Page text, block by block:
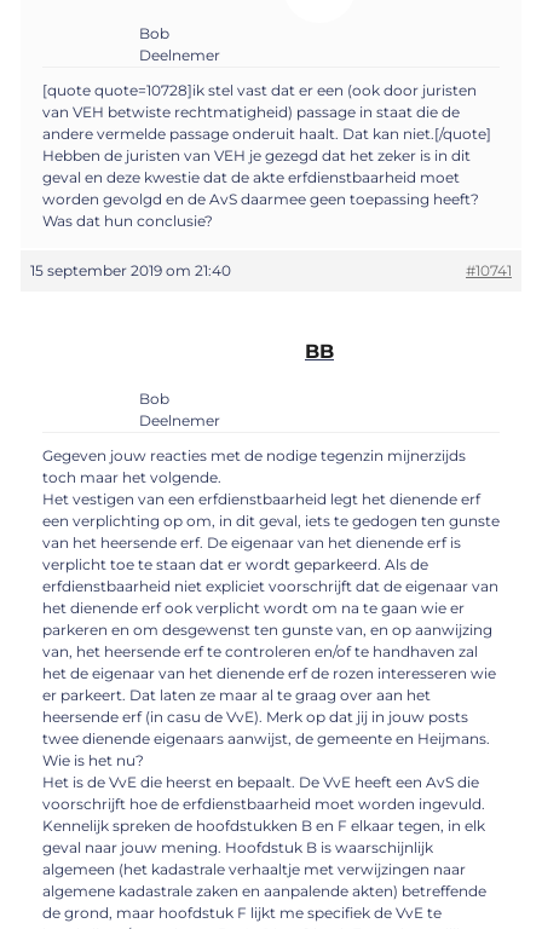
Bob
Deelnemer
[quote quote=10728]ik stel vast dat er een (ook door juristen
van VEH betwiste rechtmatigheid) passage in staat die de
andere vermelde passage onderuit haalt. Dat kan niet.[/quote]
Hebben de juristen van VEH je gezegd dat het zeker is in dit
geval en deze kwestie dat de akte erfdienstbaarheid moet
worden gevolgd en de AvS daarmee geen toepassing heeft?
Was dat hun conclusie?
15 september 2019 om 21:40 #10741
BB
Bob
Deelnemer
Gegeven jouw reacties met de nodige tegenzin mijnerzijds
toch maar het volgende.
Het vestigen van een erfdienstbaarheid legt het dienende erf
een verplichting op om, in dit geval, iets te gedogen ten gunste
van het heersende erf. De eigenaar van het dienende erf is
verplicht toe te staan dat er wordt geparkeerd. Als de
erfdienstbaarheid niet expliciet voorschrijft dat de eigenaar van
het dienende erf ook verplicht wordt om na te gaan wie er
parkeren en om desgewenst ten gunste van, en op aanwijzing
van, het heersende erf te controleren en/of te handhaven zal
het de eigenaar van het dienende erf de rozen interesseren wie
er parkeert. Dat laten ze maar al te graag over aan het
heersende erf (in casu de VvE). Merk op dat jij in jouw posts
twee dienende eigenaars aanwijst, de gemeente en Heijmans.
Wie is het nu?
Het is de VvE die heerst en bepaalt. De VvE heeft een AvS die
voorschrijft hoe de erfdienstbaarheid moet worden ingevuld.
Kennelijk spreken de hoofdstukken B en F elkaar tegen, in elk
geval naar jouw mening. Hoofdstuk B is waarschijnlijk
algemeen (het kadastrale verhaaltje met verwijzingen naar
algemene kadastrale zaken en aanpalende akten) betreffende
de grond, maar hoofdstuk F lijkt me specifiek de VvE te